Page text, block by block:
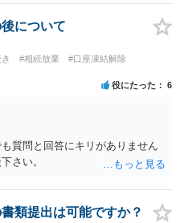
について
#相続放棄
#口座凍結解除
役にたった 6
質問と回答にキリがありません
さい。
類提出は可能ですか？